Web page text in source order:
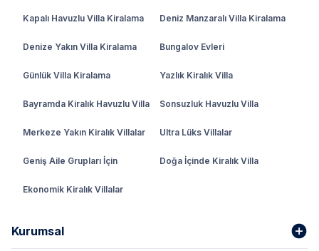
Kapalı Havuzlu Villa Kiralama Deniz Manzaralı Villa Kiralama
Denize Yakın Villa Kiralama Bungalov Evleri
Günlük Villa Kiralama Yazlık Kiralık Villa
Bayramda Kiralık Havuzlu Villa Sonsuzluk Havuzlu Villa
Merkeze Yakın Kiralık Villalar Ultra Lüks Villalar
Geniş Aile Grupları İçin Doğa İçinde Kiralık Villa
Ekonomik Kiralık Villalar
Kurumsal